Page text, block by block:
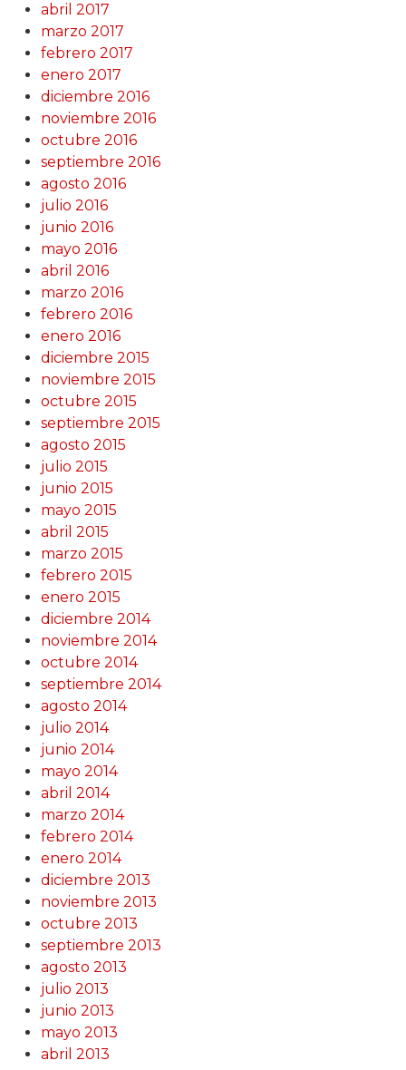
abril 2017
marzo 2017
febrero 2017
enero 2017
diciembre 2016
noviembre 2016
octubre 2016
septiembre 2016
agosto 2016
julio 2016
junio 2016
mayo 2016
abril 2016
marzo 2016
febrero 2016
enero 2016
diciembre 2015
noviembre 2015
octubre 2015
septiembre 2015
agosto 2015
julio 2015
junio 2015
mayo 2015
abril 2015
marzo 2015
febrero 2015
enero 2015
diciembre 2014
noviembre 2014
octubre 2014
septiembre 2014
agosto 2014
julio 2014
junio 2014
mayo 2014
abril 2014
marzo 2014
febrero 2014
enero 2014
diciembre 2013
noviembre 2013
octubre 2013
septiembre 2013
agosto 2013
julio 2013
junio 2013
mayo 2013
abril 2013